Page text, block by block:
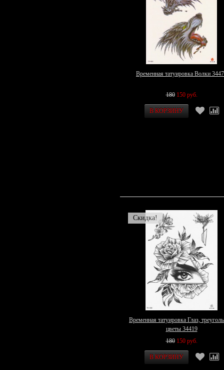
Временная татуировка Волки
180 150 руб.
Скидка!
Временная татуировка Глаз,
цветы 34419
180 150 руб.